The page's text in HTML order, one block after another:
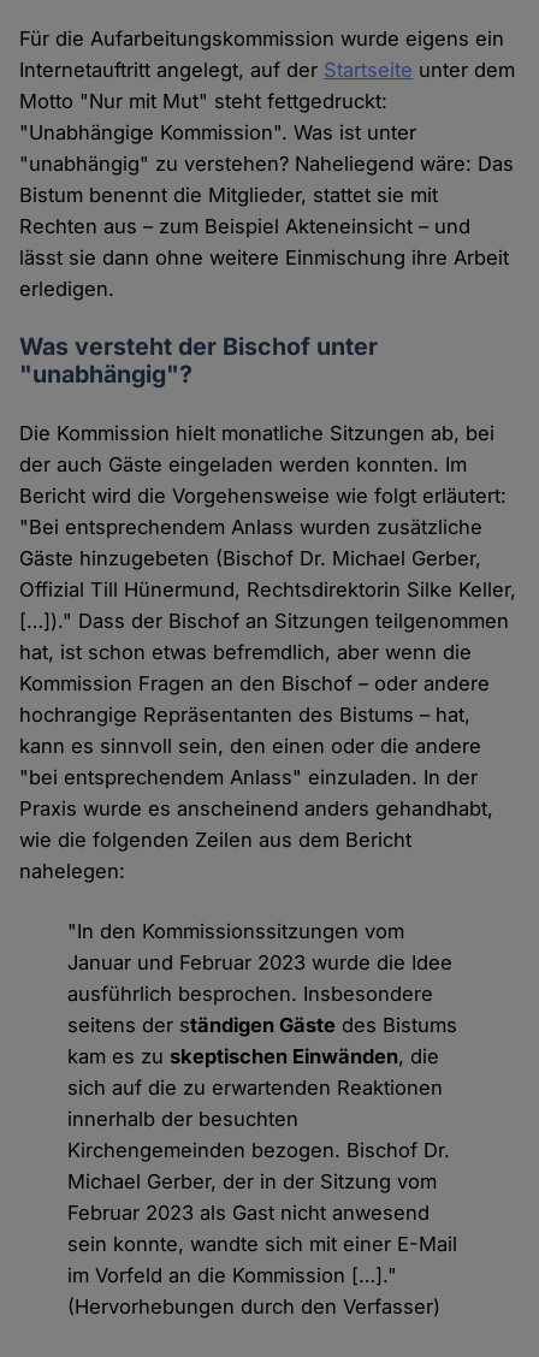
Für die Aufarbeitungskommission wurde eigens ein
Internetauftritt angelegt, auf der Startseite unter dem
Motto "Nur mit Mut" steht fettgedruckt:
"Unabhängige Kommission". Was ist unter
"unabhängig" zu verstehen? Naheliegend wäre: Das
Bistum benennt die Mitglieder, stattet sie mit
Rechten aus – zum Beispiel Akteneinsicht – und
lässt sie dann ohne weitere Einmischung ihre Arbeit
erledigen.
Was versteht der Bischof unter
"unabhängig"?
Die Kommission hielt monatliche Sitzungen ab, bei
der auch Gäste eingeladen werden konnten. Im
Bericht wird die Vorgehensweise wie folgt erläutert:
"Bei entsprechendem Anlass wurden zusätzliche
Gäste hinzugebeten (Bischof Dr. Michael Gerber,
Offizial Till Hünermund, Rechtsdirektorin Silke Keller,
[…])." Dass der Bischof an Sitzungen teilgenommen
hat, ist schon etwas befremdlich, aber wenn die
Kommission Fragen an den Bischof – oder andere
hochrangige Repräsentanten des Bistums – hat,
kann es sinnvoll sein, den einen oder die andere
"bei entsprechendem Anlass" einzuladen. In der
Praxis wurde es anscheinend anders gehandhabt,
wie die folgenden Zeilen aus dem Bericht
nahelegen:
"In den Kommissionssitzungen vom
Januar und Februar 2023 wurde die Idee
ausführlich besprochen. Insbesondere
seitens der ständigen Gäste des Bistums
kam es zu skeptischen Einwänden, die
sich auf die zu erwartenden Reaktionen
innerhalb der besuchten
Kirchengemeinden bezogen. Bischof Dr.
Michael Gerber, der in der Sitzung vom
Februar 2023 als Gast nicht anwesend
sein konnte, wandte sich mit einer E-Mail
im Vorfeld an die Kommission […]."
(Hervorhebungen durch den Verfasser)